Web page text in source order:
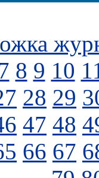
8 9 10
28 29
47 48
66 67